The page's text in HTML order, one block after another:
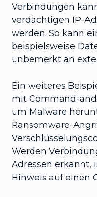
Verbindungen
verdächtigen IP-
werden. So kann
beispielsweise
unbemerkt an
Ein weiteres
mit Command-
um Malware
Ransomware-
Werden
Adressen erkannt,
Hinweis auf einen